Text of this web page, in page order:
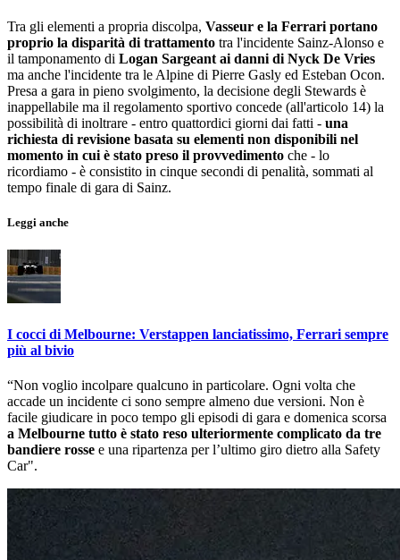
Tra gli elementi a propria discolpa, Vasseur e la Ferrari portano
proprio la disparità di trattamento tra l'incidente Sainz-Alonso e
il tamponamento di Logan Sargeant ai danni di Nyck De Vries
ma anche l'incidente tra le Alpine di Pierre Gasly ed Esteban Ocon.
Presa a gara in pieno svolgimento, la decisione degli Stewards è
inappellabile ma il regolamento sportivo concede (all'articolo 14) la
possibilità di inoltrare - entro quattordici giorni dai fatti - una
richiesta di revisione basata su elementi non disponibili nel
momento in cui è stato preso il provvedimento che - lo
ricordiamo - è consistito in cinque secondi di penalità, sommati al
tempo finale di gara di Sainz.
Leggi anche
I cocci di Melbourne: Verstappen lanciatissimo, Ferrari sempre
più al bivio
“Non voglio incolpare qualcuno in particolare. Ogni volta che
accade un incidente ci sono sempre almeno due versioni. Non è
facile giudicare in poco tempo gli episodi di gara e domenica scorsa
a Melbourne tutto è stato reso ulteriormente complicato da tre
bandiere rosse e una ripartenza per l’ultimo giro dietro alla Safety
Car".